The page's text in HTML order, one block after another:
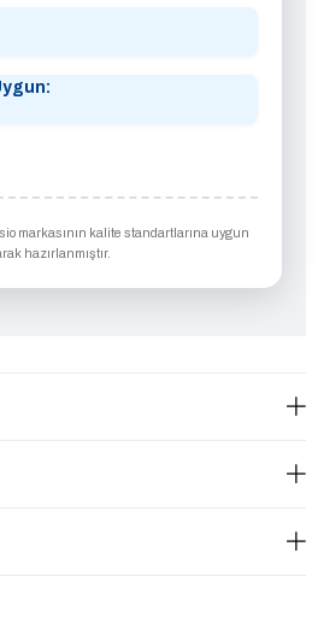
markasının kalite standartlarına uygun
hazırlanmıştır.